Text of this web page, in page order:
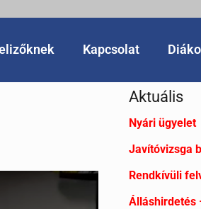
Kapcsolat
Aktuális
Nyári ügyelet
Javítóvizsga
Rendkívüli
Álláshirdetés